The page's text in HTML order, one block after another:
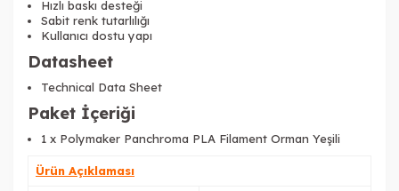
Hızlı baskı desteği
Sabit renk tutarlılığı
Kullanıcı dostu yapı
Datasheet
Technical Data Sheet
Paket İçeriği
1 x Polymaker Panchroma PLA Filament Orman Yeşili
Ürün Açıklaması